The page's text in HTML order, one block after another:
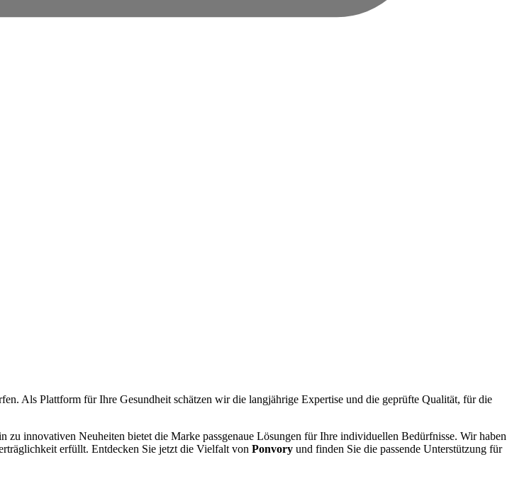
Als Plattform für Ihre Gesundheit schätzen wir die langjährige Expertise und die geprüfte Qualität, für die
innovativen Neuheiten bietet die Marke passgenaue Lösungen für Ihre individuellen Bedürfnisse. Wir haben
erfüllt. Entdecken Sie jetzt die Vielfalt von Ponvory und finden Sie die passende Unterstützung für